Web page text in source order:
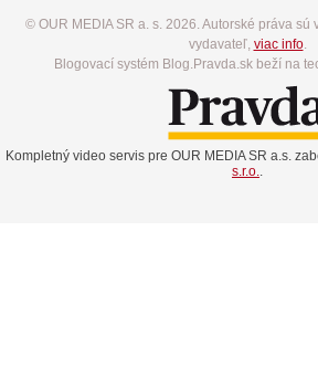
© OUR MEDIA SR a. s. 2026. Autorské práva sú
vydavateľ, viac info.
Blogovací systém Blog.Pravda.sk beží na
Kompletný video servis pre OUR MEDIA SR a.s.
s.r.o.